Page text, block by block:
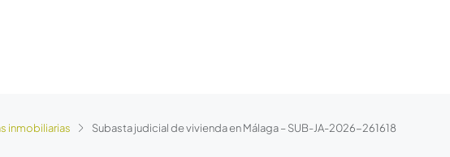
inmobiliarias Subasta judicial de vivienda en Málaga – SUB-JA-2026-261618